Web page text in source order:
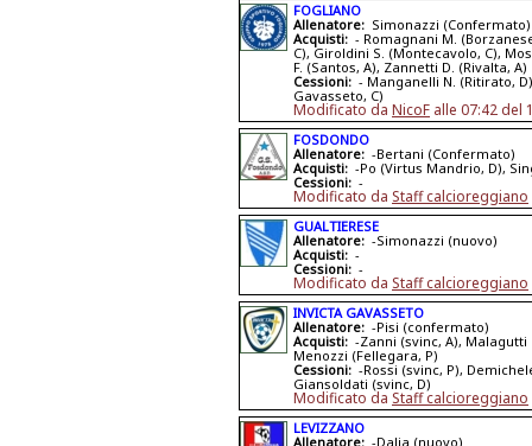
FOGLIANO
Allenatore: Simonazzi (Confermato)
Acquisti: - Romagnani M.
C), Giroldini S. (Montecavolo, C),
F. (Santos, A), Zannetti D. (Rivalta, A)
Cessioni: - Manganelli N. (Ritirato,
Gavasseto, C)
Modificato da NicoF alle 07:42 del
FOSDONDO
Allenatore: -Bertani (Confermato)
Acquisti: -Po (Virtus Mandrio, D),
Cessioni: -
Modificato da Staff calcioreggiano
GUALTIERESE
Allenatore: -Simonazzi (nuovo)
Acquisti: -
Cessioni: -
Modificato da Staff calcioreggiano
INVICTA GAVASSETO
Allenatore: -Pisi (confermato)
Acquisti: -Zanni (svinc, A), Malagutti
Menozzi (Fellegara, P)
Cessioni: -Rossi (svinc, P),
Giansoldati (svinc, D)
Modificato da Staff calcioreggiano
LEVIZZANO
Allenatore: -Dalia (nuovo)